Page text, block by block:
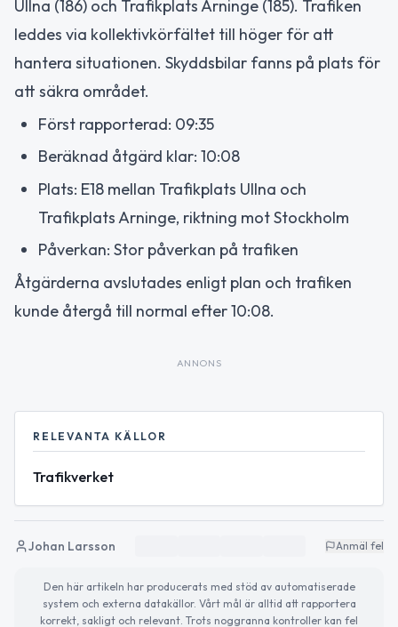
Ullna (186) och Trafikplats Arninge (185). Trafiken
leddes via kollektivkörfältet till höger för att
hantera situationen. Skyddsbilar fanns på plats för
att säkra området.
Först rapporterad: 09:35
Beräknad åtgärd klar: 10:08
Plats: E18 mellan Trafikplats Ullna och
Trafikplats Arninge, riktning mot Stockholm
Påverkan: Stor påverkan på trafiken
Åtgärderna avslutades enligt plan och trafiken
kunde återgå till normal efter 10:08.
ANNONS
RELEVANTA KÄLLOR
Trafikverket
Johan Larsson Anmäl fel
Den här artikeln har producerats med stöd av automatiserade
system och externa datakällor. Vårt mål är alltid att rapportera
korrekt, sakligt och relevant. Trots noggranna kontroller kan fel